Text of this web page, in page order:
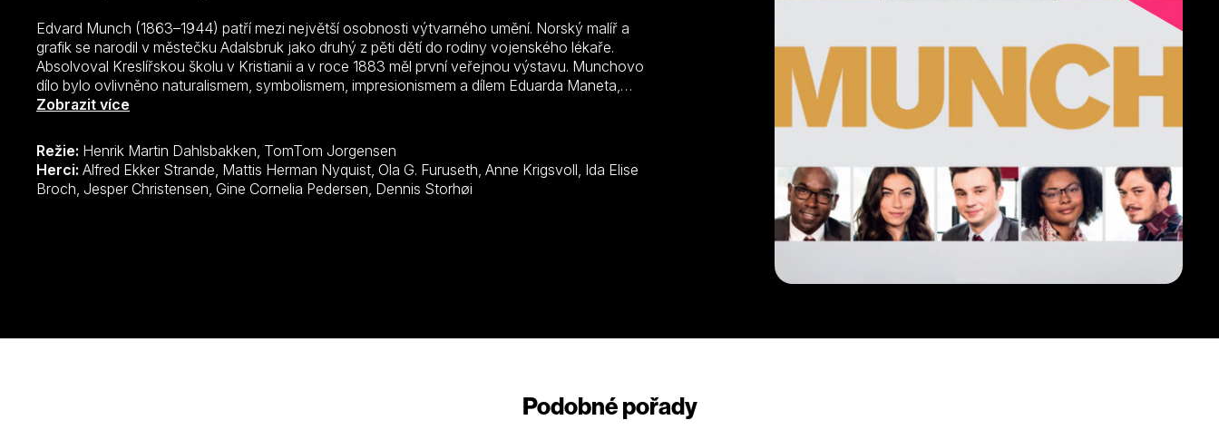
Edvard Munch (1863–1944) patří mezi největší osobnosti výtvarného umění. Norský malíř a
grafik se narodil v městečku Adalsbruk jako druhý z pěti dětí do rodiny vojenského lékaře.
Absolvoval Kreslířskou školu v Kristianii a v roce 1883 měl první veřejnou výstavu. Munchovo
dílo bylo ovlivněno naturalismem, symbolismem, impresionismem a dílem Eduarda Maneta,
ovšem i Munchovým chatrným fyzickým a duševním zdravím a traumatem z úmrtí matky.
představitelů tohoto hnutí…
Zobrazit více
Režie: Henrik Martin Dahlsbakken, TomTom Jorgensen
Herci:
Broch, Jesper Christensen, Gine Cornelia Pedersen, Dennis Storhøi
Podobné pořady